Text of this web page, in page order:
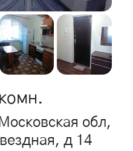
обл,
д 14